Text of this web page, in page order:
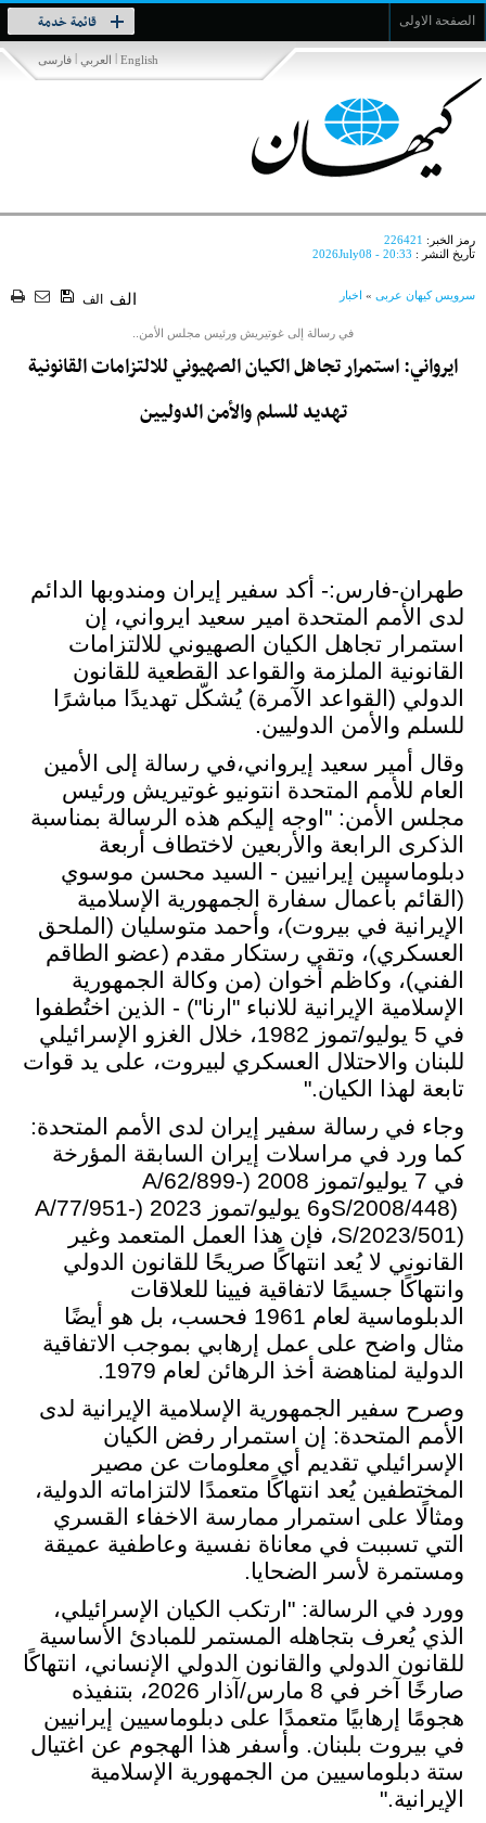
الصفحة الاولى قائمة خدمة
Toggle
navigation
فارسی | العربي | English
رمز الخبر: 226421
تأريخ النشر : 2026July08 - 20:33
سرویس کیهان عربی » اخبار الف الف
في رسالة إلى غوتیریش ورئيس مجلس الأمن..
ايرواني: استمرار تجاهل الکیان الصهیوني للالتزامات القانونية
تهديد للسلم والأمن الدوليين
طهران-فارس:- أكد سفير إيران ومندوبها الدائم
لدى الأمم المتحدة امير سعيد ايرواني، إن
استمرار تجاهل الكيان الصهيوني للالتزامات
القانونية الملزمة والقواعد القطعية للقانون
الدولي (القواعد الآمرة) يُشكّل تهديدًا مباشرًا
للسلم والأمن الدوليين.
وقال أمير سعيد إيرواني،في رسالة إلى الأمين
العام للأمم المتحدة انتونیو غوتیریش ورئيس
مجلس الأمن: "اوجه إليكم هذه الرسالة بمناسبة
الذكرى الرابعة والأربعين لاختطاف أربعة
دبلوماسيين إيرانيين - السيد محسن موسوي
(القائم بأعمال سفارة الجمهورية الإسلامية
الإيرانية في بيروت)، وأحمد متوسليان (الملحق
العسكري)، وتقي رستکار مقدم (عضو الطاقم
الفني)، وكاظم أخوان (من وكالة الجمهورية
الإسلامية الإيرانية للانباء "ارنا") - الذين اختُطفوا
في 5 يوليو/تموز 1982، خلال الغزو الإسرائيلي
للبنان والاحتلال العسكري لبيروت، على يد قوات
تابعة لهذا الكيان."
وجاء في رسالة سفير إيران لدى الأمم المتحدة:
كما ورد في مراسلات إيران السابقة المؤرخة
في 7 يوليو/تموز 2008 (
A/62/899-
S/2008/448)و6 يوليو/تموز 2023 (
A/77/951-
S/2023/501)، فإن هذا العمل المتعمد وغير
القانوني لا يُعد انتهاكًا صريحًا للقانون الدولي
وانتهاكًا جسيمًا لاتفاقية فيينا للعلاقات
الدبلوماسية لعام 1961 فحسب، بل هو أيضًا
مثال واضح على عمل إرهابي بموجب الاتفاقية
الدولية لمناهضة أخذ الرهائن لعام 1979.
وصرح سفير الجمهورية الإسلامية الإيرانية لدى
الأمم المتحدة: إن استمرار رفض الكيان
الإسرائيلي تقديم أي معلومات عن مصير
المختطفين يُعد انتهاكًا متعمدًا لالتزاماته الدولية،
ومثالًا على استمرار ممارسة الاخفاء القسري
التي تسببت في معاناة نفسية وعاطفية عميقة
ومستمرة لأسر الضحايا.
وورد في الرسالة: "ارتكب الكيان الإسرائيلي،
الذي يُعرف بتجاهله المستمر للمبادئ الأساسية
للقانون الدولي والقانون الدولي الإنساني، انتهاكًا
صارخًا آخر في 8 مارس/آذار 2026، بتنفيذه
هجومًا إرهابيًا متعمدًا على دبلوماسيين إيرانيين
في بيروت بلبنان. وأسفر هذا الهجوم عن اغتيال
ستة دبلوماسيين من الجمهورية الإسلامية
الإيرانية."